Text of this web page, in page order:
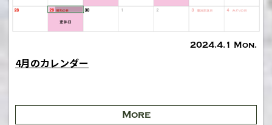
2024.4.1 Mon.
4月のカレンダー
More